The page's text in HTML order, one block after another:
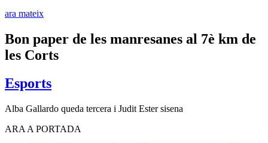
ara mateix
Bon paper de les manresanes al 7è km de
les Corts
Esports
Alba Gallardo queda tercera i Judit Ester sisena
ARA A PORTADA